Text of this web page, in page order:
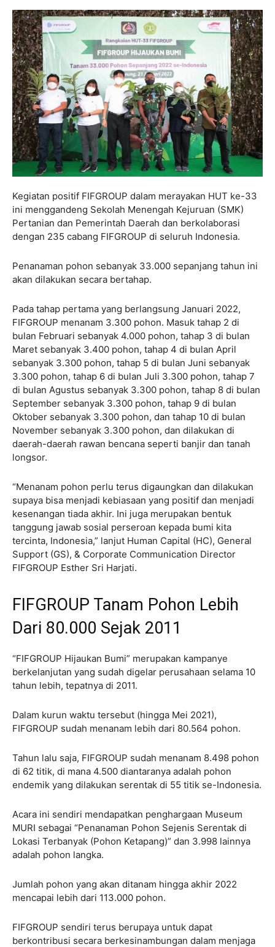
Kegiatan positif FIFGROUP dalam merayakan HUT ke-33
ini menggandeng Sekolah Menengah Kejuruan (SMK)
Pertanian dan Pemerintah Daerah dan berkolaborasi
dengan 235 cabang FIFGROUP di seluruh Indonesia.
Penanaman pohon sebanyak 33.000 sepanjang tahun ini
akan dilakukan secara bertahap.
Pada tahap pertama yang berlangsung Januari 2022,
FIFGROUP menanam 3.300 pohon. Masuk tahap 2 di
bulan Februari sebanyak 4.000 pohon, tahap 3 di bulan
Maret sebanyak 3.400 pohon, tahap 4 di bulan April
sebanyak 3.300 pohon, tahap 5 di bulan Juni sebanyak
3.300 pohon, tahap 6 di bulan Juli 3.300 pohon, tahap 7
di bulan Agustus sebanyak 3.300 pohon, tahap 8 di bulan
September sebanyak 3.300 pohon, tahap 9 di bulan
Oktober sebanyak 3.300 pohon, dan tahap 10 di bulan
November sebanyak 3.300 pohon, dan dilakukan di
daerah-daerah rawan bencana seperti banjir dan tanah
longsor.
“Menanam pohon perlu terus digaungkan dan dilakukan
supaya bisa menjadi kebiasaan yang positif dan menjadi
kesenangan tiada akhir. Ini juga merupakan bentuk
tanggung jawab sosial perseroan kepada bumi kita
tercinta, Indonesia,” lanjut Human Capital (HC), General
Support (GS), & Corporate Communication Director
FIFGROUP Esther Sri Harjati.
FIFGROUP Tanam Pohon Lebih
Dari 80.000 Sejak 2011
“FIFGROUP Hijaukan Bumi” merupakan kampanye
berkelanjutan yang sudah digelar perusahaan selama 10
tahun lebih, tepatnya di 2011.
Dalam kurun waktu tersebut (hingga Mei 2021),
FIFGROUP sudah menanam lebih dari 80.564 pohon.
Tahun lalu saja, FIFGROUP sudah menanam 8.498 pohon
di 62 titik, di mana 4.500 diantaranya adalah pohon
endemik yang dilakukan serentak di 55 titik se-Indonesia.
Acara ini sendiri mendapatkan penghargaan Museum
MURI sebagai “Penanaman Pohon Sejenis Serentak di
Lokasi Terbanyak (Pohon Ketapang)” dan 3.998 lainnya
adalah pohon langka.
Jumlah pohon yang akan ditanam hingga akhir 2022
mencapai lebih dari 113.000 pohon.
FIFGROUP sendiri terus berupaya untuk dapat
berkontribusi secara berkesinambungan dalam menjaga